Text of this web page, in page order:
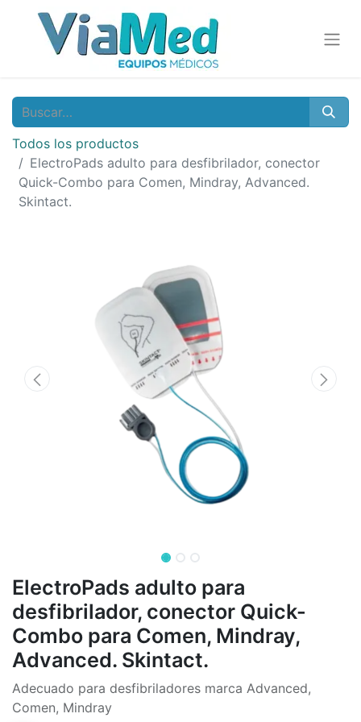
Todos los productos
ElectroPads adulto para desfibrilador, conector
Quick-Combo para Comen, Mindray, Advanced.
Skintact.
ElectroPads adulto para
desfibrilador, conector Quick-
Combo para Comen, Mindray,
Advanced. Skintact.
Adecuado para desfibriladores marca Advanced,
Comen, Mindray